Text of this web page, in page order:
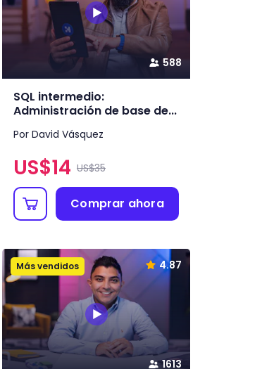
588
SQL intermedio:
Administración de base de...
Por David Vásquez
US$14 US$35
Comprar ahora
Más vendidos
1613
4.87